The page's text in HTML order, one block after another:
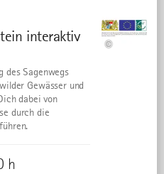
interaktiv
©
des Sagenwegs
Gewässer und
dabei von
durch die
h